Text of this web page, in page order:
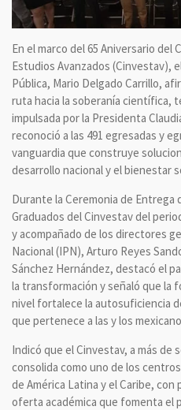
En el marco del 65 Aniversario
Estudios Avanzados (Cinvestav),
Pública, Mario Delgado Carrillo,
ruta hacia la soberanía científica,
impulsada por la Presidenta
reconoció a las 491 egresadas y
vanguardia que construye
desarrollo nacional y el bienestar
Durante la Ceremonia de Entrega
Graduados del Cinvestav del
y acompañado de los directores
Nacional (IPN), Arturo Reyes
Sánchez Hernández, destacó el
la transformación y señaló que la
nivel fortalece la autosuficiencia
que pertenece a las y los
Indicó que el Cinvestav, a más de
consolida como uno de los
de América Latina y el Caribe,
oferta académica que fomenta el